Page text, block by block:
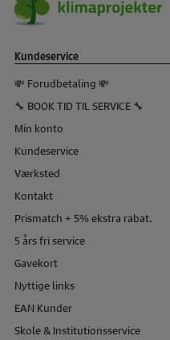
Kundeservice
💸 Forudbetaling 💸
🔧 BOOK TID TIL SERVICE 🔧
Min konto
Kundeservice
Værksted
Kontakt
Prismatch + 5% ekstra rabat.
5 års fri service
Gavekort
Nyttige links
EAN Kunder
Skole & Institutionsservice